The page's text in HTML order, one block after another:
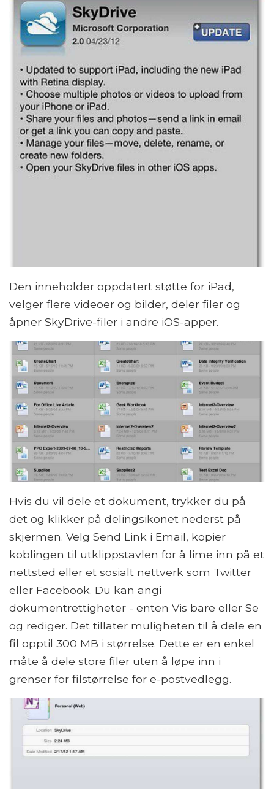
Den inneholder oppdatert støtte for iPad,
velger flere videoer og bilder, deler filer og
åpner SkyDrive-filer i andre iOS-apper.
Hvis du vil dele et dokument, trykker du på
det og klikker på delingsikonet nederst på
skjermen. Velg Send Link i Email, kopier
koblingen til utklippstavlen for å lime inn på et
nettsted eller et sosialt nettverk som Twitter
eller Facebook. Du kan angi
dokumentrettigheter - enten Vis bare eller Se
og rediger. Det tillater muligheten til å dele en
fil opptil 300 MB i størrelse. Dette er en enkel
måte å dele store filer uten å løpe inn i
grenser for filstørrelse for e-postvedlegg.